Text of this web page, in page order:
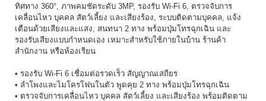
ทิศทาง 360°, ภาพคมชัดระดับ 3MP, รองรับ Wi-Fi 6, ตรวจจับการ
เคลื่อนไหว บุคคล สัตว์เลี้ยง และเสียงร้อง, ระบบติดตามบุคคล, แจ้ง
เตือนด้วยเสียงและแสง, สนทนา 2 ทาง พร้อมปุ่มโทรฉุกเฉิน และ
รองรับเสียงแบบกำหนดเอง เหมาะสำหรับใช้ภายในบ้าน ร้านค้า
สำนักงาน หรือห้องเรียน
• รองรับ Wi-Fi 6 เชื่อมต่อรวดเร็ว สัญญาณเสถียร
• ลำโพงและไมโครโฟนในตัว พูดคุย 2 ทาง พร้อมปุ่มโทรฉุกเฉิน
• ตรวจจับการเคลื่อนไหว บุคคล สัตว์เลี้ยง และเสียงร้อง พร้อมติดตาม